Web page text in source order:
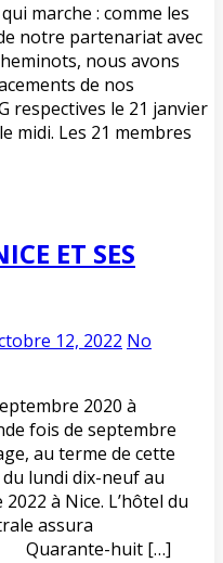
marche : comme les
notre partenariat avec
nous avons
de nos
respectives le 21 janvier
midi. Les 21 membres
ET SES
12, 2022 No
2020 à
fois de septembre
au terme de cette
lundi dix-neuf au
à Nice. L’hôtel du
assura
huit […]